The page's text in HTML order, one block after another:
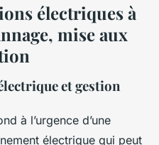
électriques à
mise aux
et gestion
à l’urgence d’une
électrique qui peut